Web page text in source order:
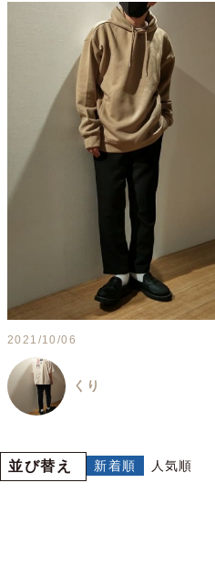
2021/10/06
くり
並び替え 新着順 人気順